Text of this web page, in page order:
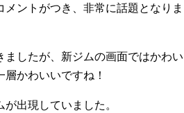
メントがつき、非常に話題となりま
したが、新ジムの画面ではかわい
かわいいですね！
出現していました。